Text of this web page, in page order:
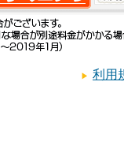
利用